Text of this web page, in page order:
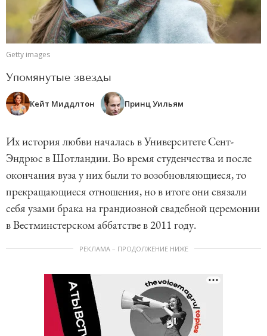
Getty images
Упомянутые звезды
Кейт Миддлтон Принц Уильям
Их история любви началась в Университете Сент-
Эндрюс в Шотландии. Во время студенчества и после
окончания вуза у них были то возобновляющиеся, то
прекращающиеся отношения, но в итоге они связали
себя узами брака на грандиозной свадебной церемонии
в Вестминстерском аббатстве в 2011 году.
РЕКЛАМА – ПРОДОЛЖЕНИЕ НИЖЕ